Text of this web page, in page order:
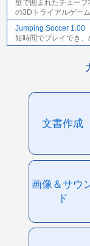
壁で囲まれたチュー
の3Dトライアルゲーム
Jumping Soccer 1.00
短時間でプレイでき
文書作成
画像＆サウ
ド